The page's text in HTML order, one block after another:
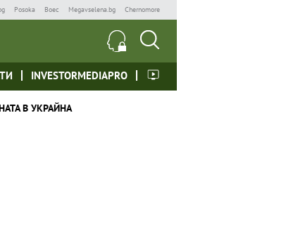
Posoka Boec Megavselena.bg Chernomore
INVESTORMEDIAPRO
В УКРАЙНА